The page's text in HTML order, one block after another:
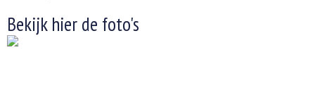
Bekijk hier de foto's